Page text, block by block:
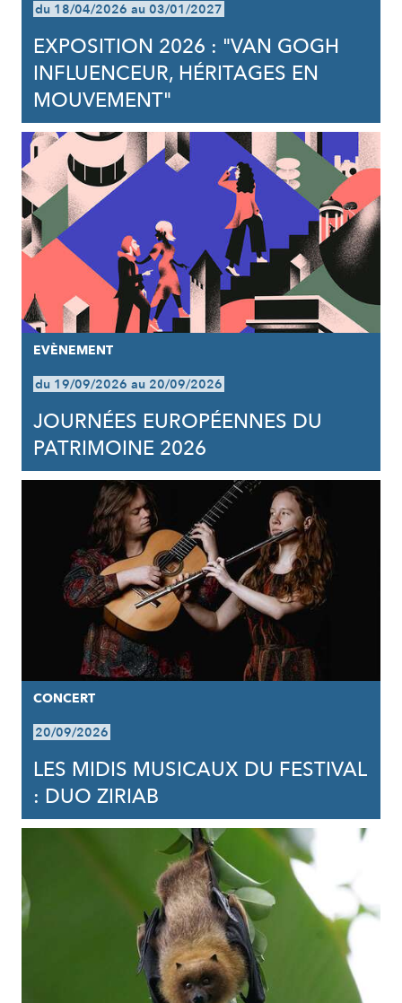
du 18/04/2026 au 03/01/2027
EXPOSITION 2026 : "VAN GOGH
INFLUENCEUR, HÉRITAGES EN
MOUVEMENT"
EVÈNEMENT
du 19/09/2026 au 20/09/2026
JOURNÉES EUROPÉENNES DU
PATRIMOINE 2026
CONCERT
20/09/2026
LES MIDIS MUSICAUX DU FESTIVAL
: DUO ZIRIAB